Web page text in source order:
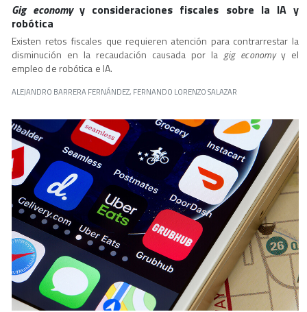
Gig economyy consideraciones fiscales sobre la IA y
robótica
Existen retos fiscales que requieren atención para contrarrestar la
disminución en la recaudación causada por la gig economyy el
empleo de robótica e IA.
ALEJANDRO BARRERA FERNÁNDEZ, FERNANDO LORENZO SALAZAR